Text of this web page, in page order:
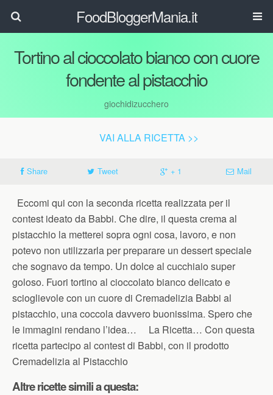
FoodBloggerMania.it
Tortino al cioccolato bianco con cuore
fondente al pistacchio
giochidizucchero
VAI ALLA RICETTA >>
Share Tweet + 1 Mail
Eccomi qui con la seconda ricetta realizzata per il
contest ideato da Babbi. Che dire, il questa crema al
pistacchio la metterei sopra ogni cosa, lavoro, e non
potevo non utilizzarla per preparare un dessert speciale
che sognavo da tempo. Un dolce al cucchiaio super
goloso. Fuori tortino al cioccolato bianco delicato e
scioglievole con un cuore di Cremadelizia Babbi al
pistacchio, una coccola davvero buonissima. Spero che
le immagini rendano l’idea… La Ricetta… Con questa
ricetta partecipo al contest di Babbi, con il prodotto
Cremadelizia al Pistacchio
Altre ricette simili a questa: